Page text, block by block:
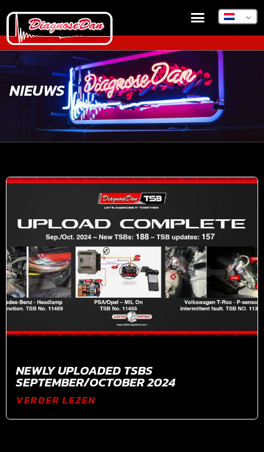
NIEUWS
NEWLY UPLOADED TSBS
SEPTEMBER/OCTOBER 2024
VERDER LEZEN